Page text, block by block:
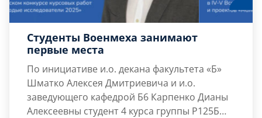
Студенты Военмеха занимают
первые места
По инициативе и.о. декана факультета «Б»
Шматко Алексея Дмитриевича и и.о.
заведующего кафедрой Б6 Карпенко Дианы
Алексеевны студент 4 курса группы Р125Б